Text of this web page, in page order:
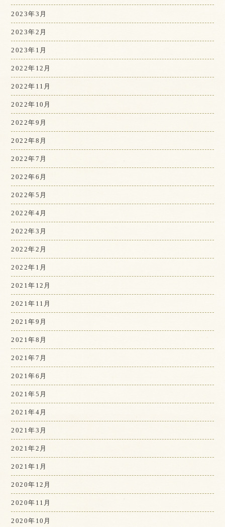
2023年3月
2023年2月
2023年1月
2022年12月
2022年11月
2022年10月
2022年9月
2022年8月
2022年7月
2022年6月
2022年5月
2022年4月
2022年3月
2022年2月
2022年1月
2021年12月
2021年11月
2021年9月
2021年8月
2021年7月
2021年6月
2021年5月
2021年4月
2021年3月
2021年2月
2021年1月
2020年12月
2020年11月
2020年10月